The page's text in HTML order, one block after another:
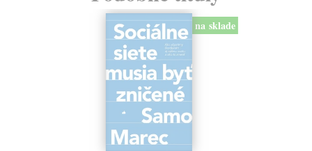
na sklade